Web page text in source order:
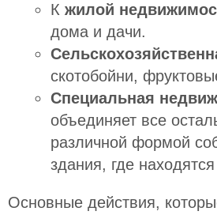
К жилой
дома и дачи.
скотобойни,
Специальная
объединяет все
различной формой
здания, где
Основные действия,